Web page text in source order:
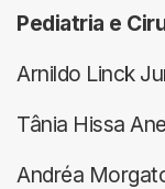
Pediatria e
Arnildo Linck
Tânia Hissa
Andréa